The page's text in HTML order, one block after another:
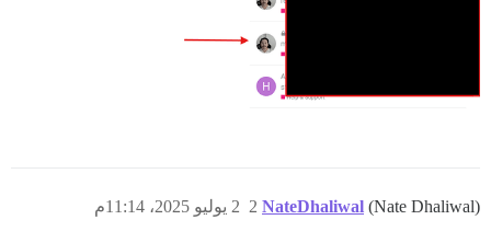
NateDhaliwal (Nate Dhaliwal) 2 يوليو 2025، 11:14م 2